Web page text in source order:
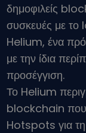
Αποταμιεύστε
Τακτικές
Ειδοποιήσεις
Ενημερώσεις
διακριτικά
Εξερεύνηση
Ανακαλύψτε
δημοφιλείς
συσκευές με το
Helium, ένα
με την ίδια
προσέγγιση.
Το Helium
blockchain που
Hotspots για